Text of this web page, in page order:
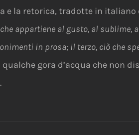
e la retorica, tradotte in italiano
appartiene al gusto, al sublime,
in prosa; il terzo, ciò che
gora d’acqua che non